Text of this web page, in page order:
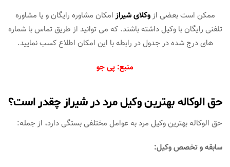
ممکن است بعضی ازوکلای شیرازامکان مشاوره رایگان و یا مشاوره
تلفنی رایگان با وکیل داشته باشند. که می توانید از طریق تماس با شماره
های درج شده در جدول در رابطه با این امکان اطلاع کسب نمایید.
منبع: پی جو
حق الوکاله بهترین وکیل مرد در شیراز چقدر است؟
حق الوکاله بهترین وکیل مرد به عوامل مختلفی بستگی دارد، از جمله:
سابقه و تخصص وکیل: